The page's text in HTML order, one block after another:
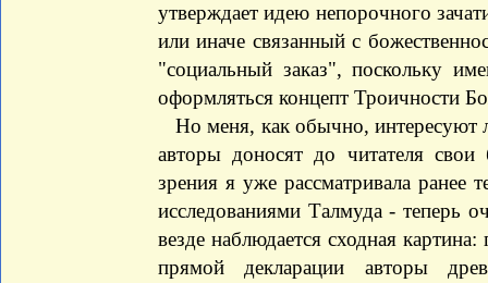
утверждает идею непорочного
или иначе связанный с
"социальный заказ", поскольку
оформляться концепт Троичности
Но меня, как обычно,
авторы доносят до читателя
зрения я уже рассматривала ранее
исследованиями Талмуда - теперь
везде наблюдается сходная
прямой декларации авторы